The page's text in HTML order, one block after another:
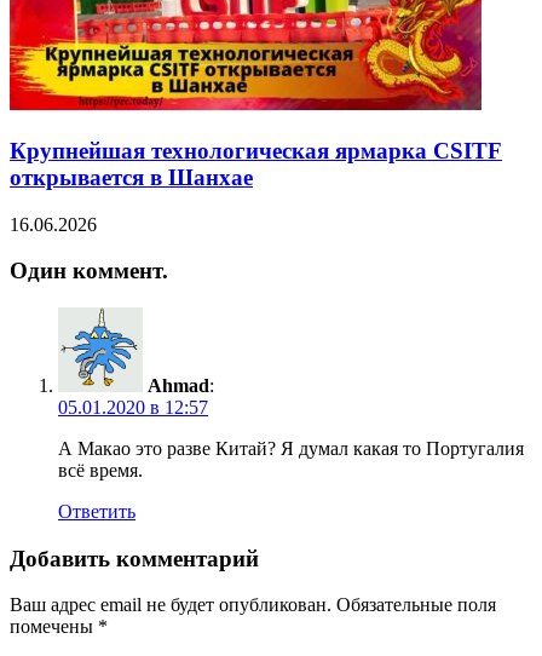
Крупнейшая технологическая ярмарка CSITF
открывается в Шанхае
16.06.2026
Один коммент.
Ahmad:
05.01.2020 в 12:57
А Макао это разве Китай? Я думал какая то Португалия
всё время.
Ответить
Добавить комментарий
Ваш адрес email не будет опубликован. Обязательные поля
помечены *